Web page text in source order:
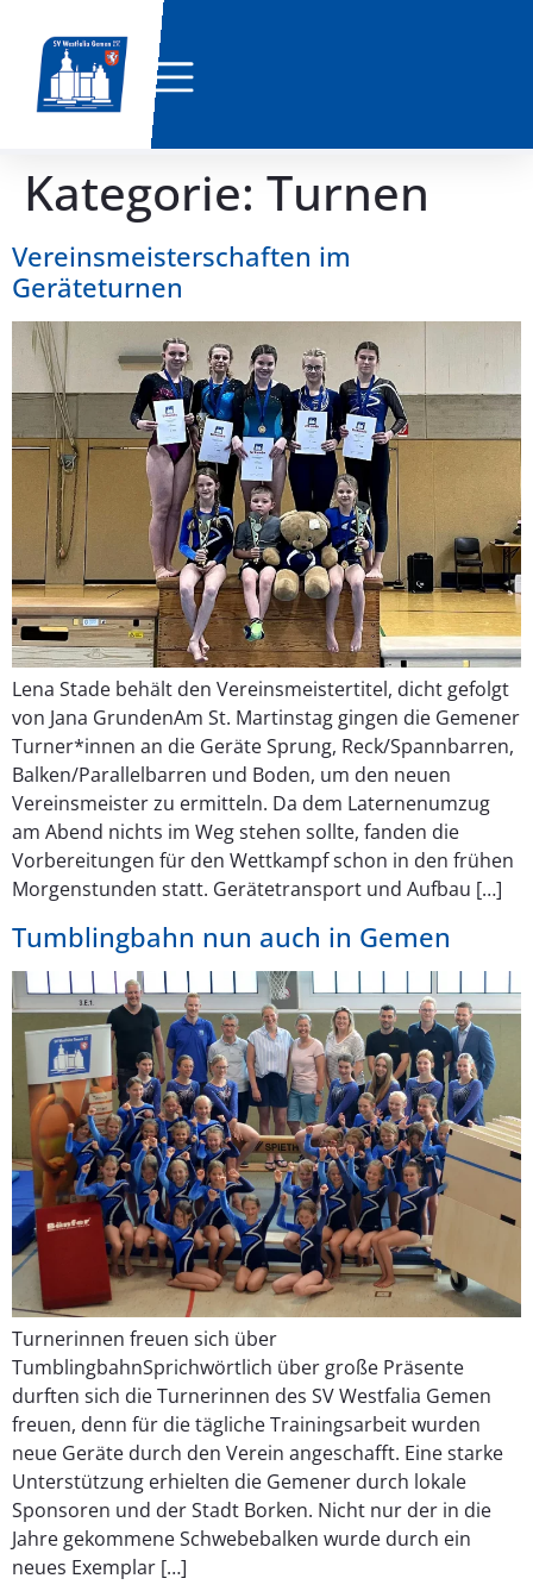
Kategorie: Turnen
Vereinsmeisterschaften im
Geräteturnen
Lena Stade behält den Vereinsmeistertitel, dicht gefolgt
von Jana GrundenAm St. Martinstag gingen die Gemener
Turner*innen an die Geräte Sprung, Reck/Spannbarren,
Balken/Parallelbarren und Boden, um den neuen
Vereinsmeister zu ermitteln. Da dem Laternenumzug
am Abend nichts im Weg stehen sollte, fanden die
Vorbereitungen für den Wettkampf schon in den frühen
Morgenstunden statt. Gerätetransport und Aufbau […]
Tumblingbahn nun auch in Gemen
Turnerinnen freuen sich über
TumblingbahnSprichwörtlich über große Präsente
durften sich die Turnerinnen des SV Westfalia Gemen
freuen, denn für die tägliche Trainingsarbeit wurden
neue Geräte durch den Verein angeschafft. Eine starke
Unterstützung erhielten die Gemener durch lokale
Sponsoren und der Stadt Borken. Nicht nur der in die
Jahre gekommene Schwebebalken wurde durch ein
neues Exemplar […]